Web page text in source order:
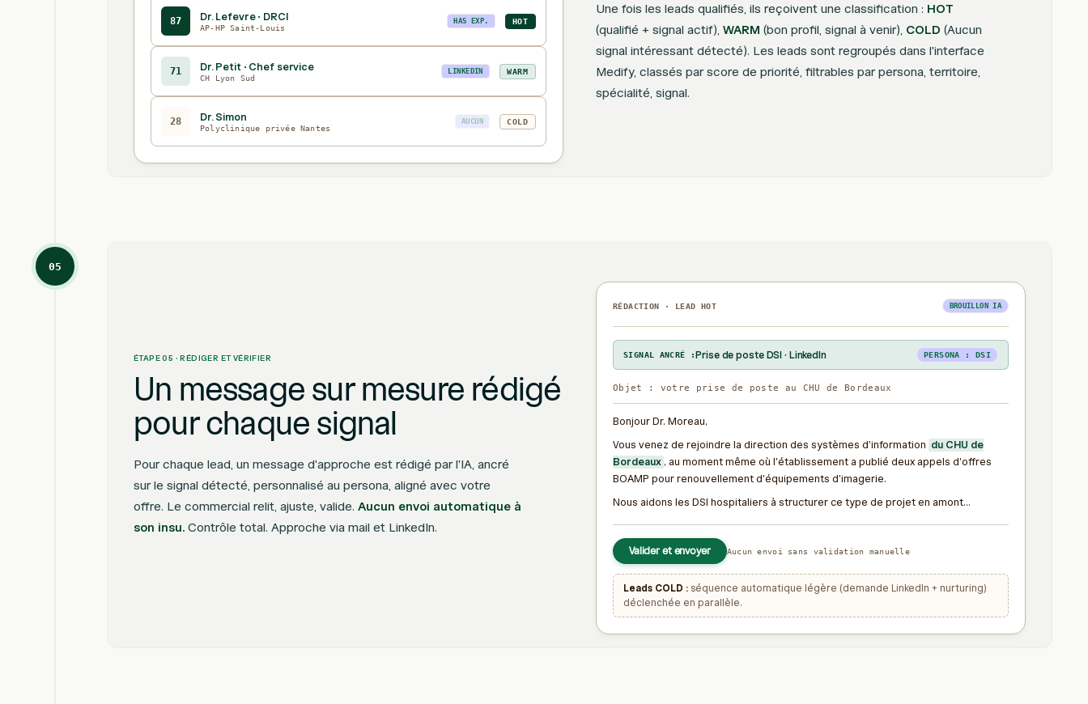
Une fois les leads qualifiés, ils reçoivent une classification : HOT
(qualifié + signal actif), WARM (bon profil, signal à venir), COLD (Aucun
signal intéressant détecté). Les leads sont regroupés dans l'interface
Medify, classés par score de priorité, filtrables par persona, territoire,
spécialité, signal.
87 Dr. Lefevre · DRCI
AP-HP Saint-Louis
HAS EXP. HOT
71 Dr. Petit · Chef service
CH Lyon Sud
LINKEDIN WARM
28 Dr. Simon
Polyclinique privée Nantes
AUCUN COLD
05
ÉTAPE 05 · RÉDIGER ET VÉRIFIER
Un message sur mesure rédigé
pour chaque signal
Pour chaque lead, un message d'approche est rédigé par l'IA, ancré
sur le signal détecté, personnalisé au persona, aligné avec votre
offre. Le commercial relit, ajuste, valide. Aucun envoi automatique à
son insu. Contrôle total. Approche via mail et LinkedIn.
RÉDACTION · LEAD HOT BROUILLON IA
SIGNAL ANCRÉ : Prise de poste DSI · LinkedIn PERSONA : DSI
Objet : votre prise de poste au CHU de Bordeaux
Bonjour Dr. Moreau,
Vous venez de rejoindre la direction des systèmes d'information du CHU de
Bordeaux , au moment même où l'établissement a publié deux appels d'offres
BOAMP pour renouvellement d'équipements d'imagerie.
Nous aidons les DSI hospitaliers à structurer ce type de projet en amont...
Valider et envoyer Aucun envoi sans validation manuelle
Leads COLD : séquence automatique légère (demande LinkedIn + nurturing)
déclenchée en parallèle.